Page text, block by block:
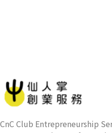
CnC Club Entrepreneurship